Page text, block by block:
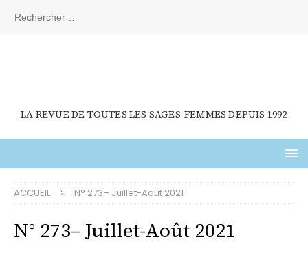
LA REVUE DE TOUTES LES SAGES-FEMMES DEPUIS 1992
ACCUEIL N° 273– Juillet-Août 2021
N° 273– Juillet-Août 2021